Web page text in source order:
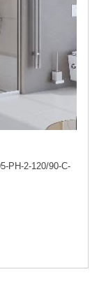
PH-2-120/90-C-